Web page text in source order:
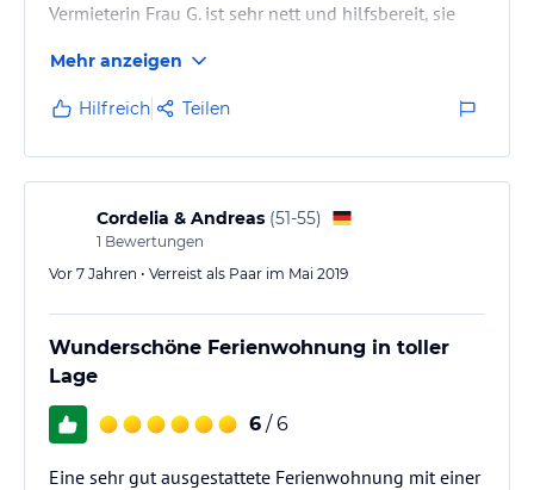
Vermieterin Frau G. ist sehr nett und hilfsbereit, sie
liegt sehr günstig zu vielen Ausflugszielen. Wir
kommen gerne wieder.
Mehr anzeigen
Hilfreich Teilen
Cordelia & Andreas (51-55)
1 Bewertungen
Vor 7 Jahren • Verreist als Paar im Mai 2019
Wunderschöne Ferienwohnung in toller
Lage
6 / 6
Eine sehr gut ausgestattete Ferienwohnung mit einer